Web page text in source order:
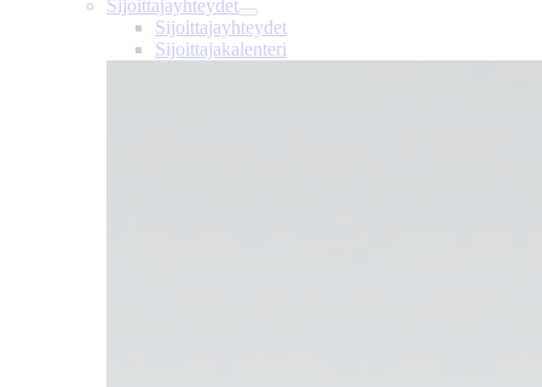
Sijoittajayhteydet
Sijoittajayhteydet
Sijoittajakalenteri